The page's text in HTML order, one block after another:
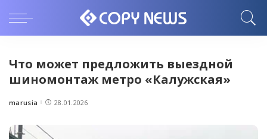
Что может предложить выездной
шиномонтаж метро «Калужская»
Posted
marusia 28.01.2026